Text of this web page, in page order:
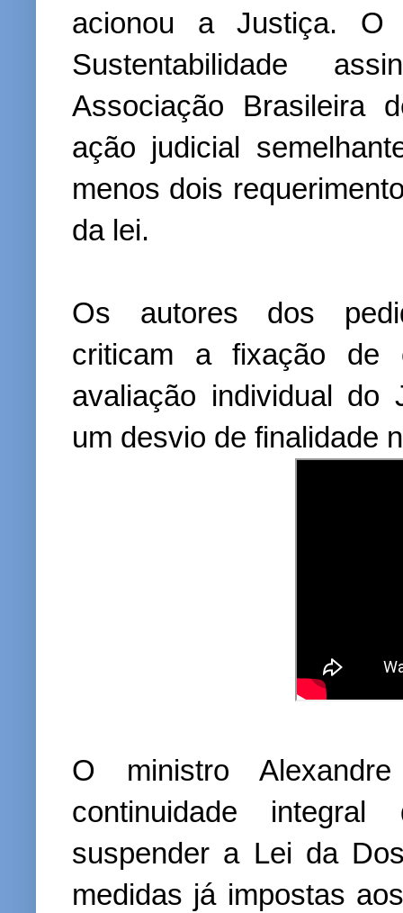
acionou a Justiça.
Sustentabilidade
Associação Brasileira
ação judicial
menos dois
da lei.
Os autores dos
criticam a fixação
avaliação individual do
um desvio de finalidade
O ministro
continuidade
suspender a Lei da
medidas já impostas